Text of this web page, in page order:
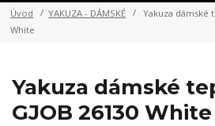
Úvod YAKUZA - DÁMSKÉ
Yakuza dámské
White
Yakuza dámské
GJOB 26130 White